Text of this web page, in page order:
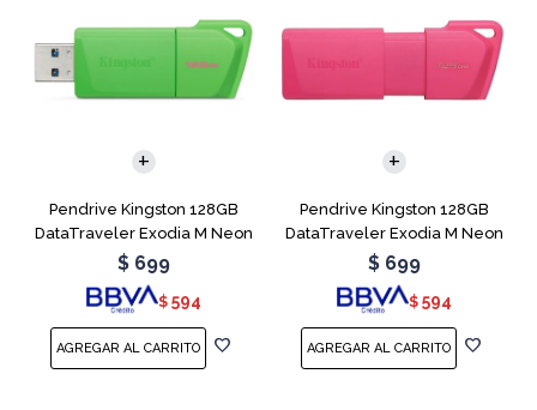
Pendrive Kingston 128GB
DataTraveler Exodia M Neon
Green
$ 699
$ 594
Pendrive Kingston 128GB
DataTraveler Exodia M Neon
Pink
$ 699
$ 594